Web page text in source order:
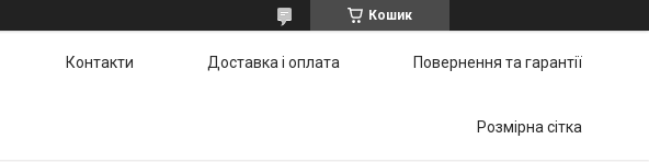
Кошик
Контакти Доставка і оплата Повернення та гарантії
Розмірна сітка